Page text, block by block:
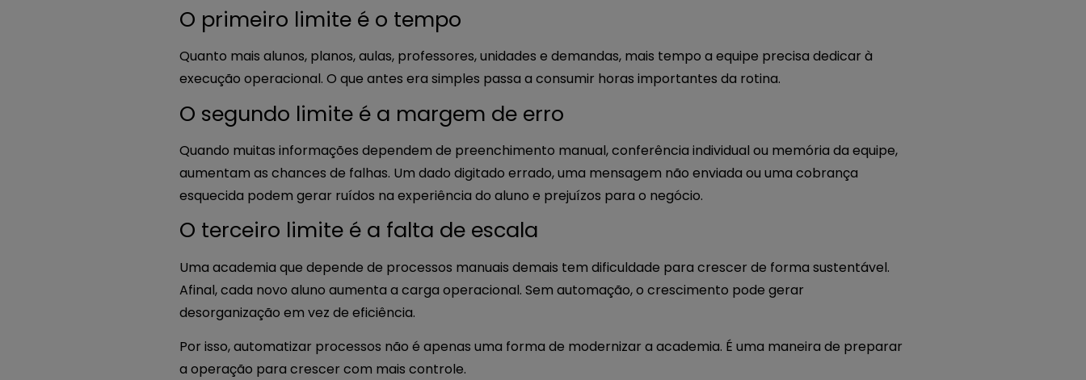
O primeiro limite é o tempo
Quanto mais alunos, planos, aulas, professores, unidades e demandas, mais tempo a equipe precisa dedicar à
execução operacional. O que antes era simples passa a consumir horas importantes da rotina.
O segundo limite é a margem de erro
Quando muitas informações dependem de preenchimento manual, conferência individual ou memória da equipe,
aumentam as chances de falhas. Um dado digitado errado, uma mensagem não enviada ou uma cobrança
esquecida podem gerar ruídos na experiência do aluno e prejuízos para o negócio.
O terceiro limite é a falta de escala
Uma academia que depende de processos manuais demais tem dificuldade para crescer de forma sustentável.
Afinal, cada novo aluno aumenta a carga operacional. Sem automação, o crescimento pode gerar
desorganização em vez de eficiência.
Por isso, automatizar processos não é apenas uma forma de modernizar a academia. É uma maneira de preparar
a operação para crescer com mais controle.